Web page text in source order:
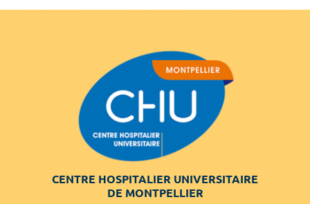
CENTRE HOSPITALIER UNIVERSITAIRE
DE MONTPELLIER